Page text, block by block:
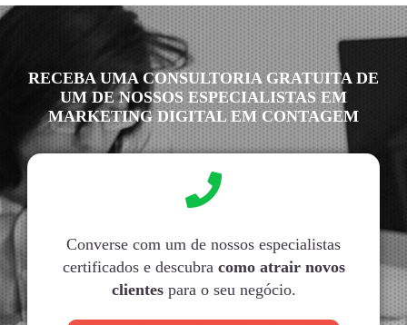
RECEBA UMA CONSULTORIA GRATUITA DE
UM DE NOSSOS ESPECIALISTAS EM
MARKETING DIGITAL EM CONTAGEM
Converse com um de nossos especialistas
certificados e descubra como atrair novos
clientespara o seu negócio.